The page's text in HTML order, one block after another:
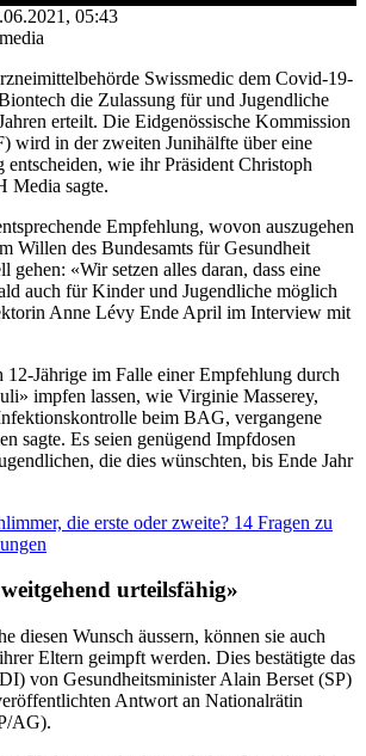
05:43
Swissmedic dem Covid-19-
die Zulassung für und Jugendliche
erteilt. Die Eidgenössische Kommission
wird in der zweiten Junihälfte über eine
wie ihr Präsident Christoph
Media sagte.
Empfehlung, wovon auszugehen
Willen des Bundesamts für Gesundheit
gehen: «Wir setzen alles daran, dass eine
auch für Kinder und Jugendliche möglich
Anne Lévy Ende April im Interview mit
Jährige im Falle einer Empfehlung durch
impfen lassen, wie Virginie Masserey,
beim BAG, vergangene
sagte. Es seien genügend Impfdosen
die dies wünschten, bis Ende Jahr
die erste oder zweite? 14 Fragen zu
urteilsfähig»
diesen Wunsch äussern, können sie auch
Eltern geimpft werden. Dies bestätigte das
von Gesundheitsminister Alain Berset (SP)
Antwort an Nationalrätin
AG).